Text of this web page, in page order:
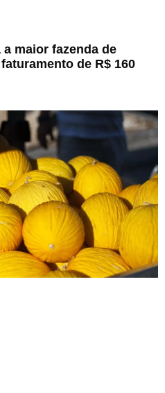
maior fazenda de
de R$ 160